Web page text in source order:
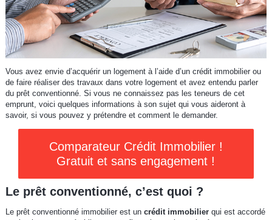
Vous avez envie d’acquérir un logement à l’aide d’un crédit immobilier ou
de faire réaliser des travaux dans votre logement et avez entendu parler
du prêt conventionné. Si vous ne connaissez pas les teneurs de cet
emprunt, voici quelques informations à son sujet qui vous aideront à
savoir, si vous pouvez y prétendre et comment le demander.
Comparateur Crédit Immobilier !
Gratuit et sans engagement !
Le prêt conventionné, c’est quoi ?
Le prêt conventionné immobilier est un crédit immobilierqui est accordé